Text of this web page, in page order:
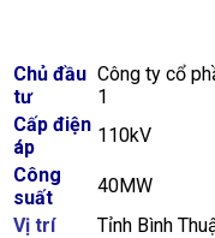
Chủ đầu
tư
Công ty cổ
1
Cấp điện
áp
110kV
Công
suất
40MW
Vị trí
Tỉnh Bình